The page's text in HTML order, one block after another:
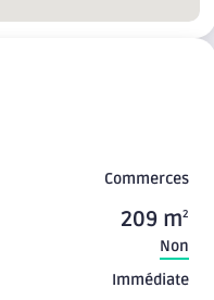
Commerces
209 m2
Non
Immédiate